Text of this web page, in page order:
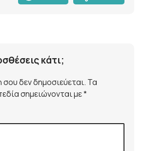
κάτι;
σου δεν δημοσιεύεται. Τα
σημειώνονται με *